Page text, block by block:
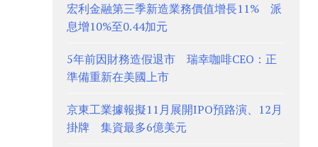
宏利金融第三季新造業務價值增長11% 派
息增10%至0.44加元
5年前因財務造假退市 瑞幸咖啡CEO：正
準備重新在美國上市
京東工業據報擬11月展開IPO預路演、12月
掛牌 集資最多6億美元